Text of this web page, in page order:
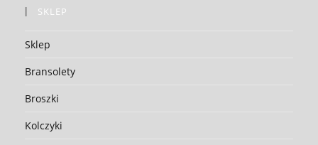
SKLEP
Sklep
Bransolety
Broszki
Kolczyki